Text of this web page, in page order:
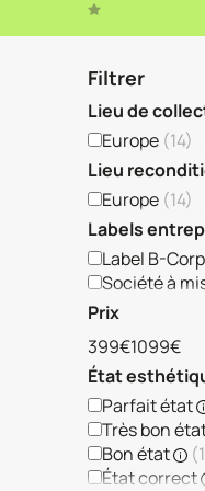
Filtrer
Lieu de
Europe (14)
Lieu
Europe (14)
Labels
Label B-Corp
Société à
Prix
399€1099€
État
Parfait état
Très bon
Bon état
(1
État correct